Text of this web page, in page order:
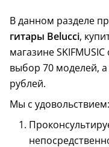
В данном разделе
гитары Belucci,
магазине
выбор 70 моделей,
рублей.
Мы с удовольствием: